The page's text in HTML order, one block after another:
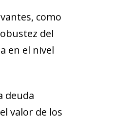
como
del
en el nivel
deuda
valor de los